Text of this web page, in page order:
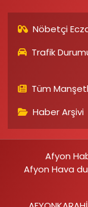
Nöbetçi
Trafik
Tüm
Haber Arşivi
Afyon
Afyon Hava